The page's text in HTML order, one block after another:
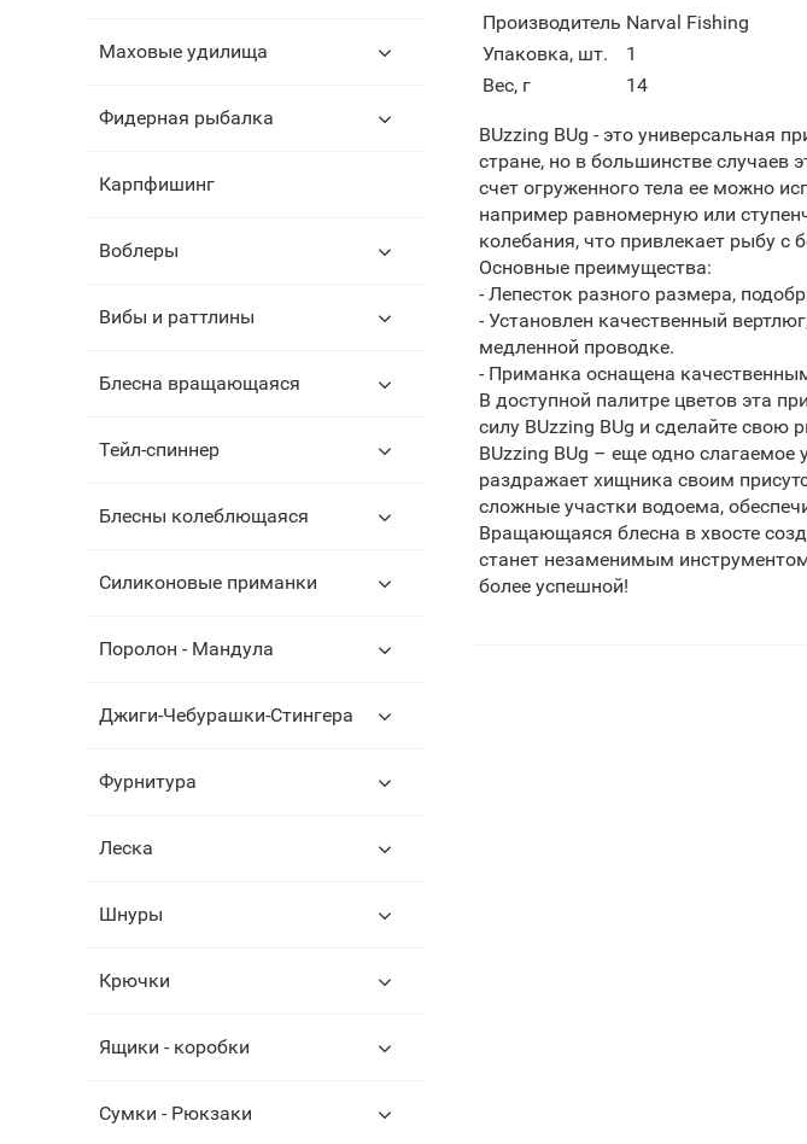
Производитель Narval Fishing
Упаковка, шт.
1
Вес, г
14
BUzzing BUg - это универсальная
стране, но в большинстве
счет огруженного тела ее можно
например равномерную или
колебания, что привлекает рыбу с
Основные преимущества:
- Лепесток разного размера,
- Установлен качественный
медленной проводке.
- Приманка оснащена
В доступной палитре цветов эта
силу BUzzing BUg и сделайте свою
BUzzing BUg – еще одно
раздражает хищника своим
сложные участки водоема,
Вращающаяся блесна в хвосте
станет незаменимым
более успешной!
Маховые удилища
Фидерная рыбалка
Карпфишинг
Воблеры
Вибы и раттлины
Блесна вращающаяся
Тейл-спиннер
Блесны колеблющаяся
Силиконовые приманки
Поролон - Мандула
Джиги-Чебурашки-Стингера
Фурнитура
Леска
Шнуры
Крючки
Ящики - коробки
Сумки - Рюкзаки